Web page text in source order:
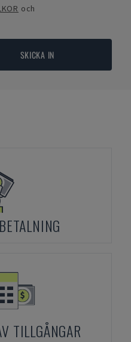
och
SKICKA IN
TILLGÅNGAR